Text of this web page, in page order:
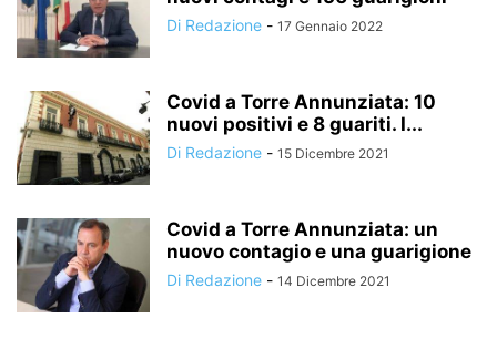
Di Redazione - 17 Gennaio 2022
Covid a Torre Annunziata: 10
nuovi positivi e 8 guariti. I...
Di Redazione - 15 Dicembre 2021
Covid a Torre Annunziata: un
nuovo contagio e una guarigione
Di Redazione - 14 Dicembre 2021